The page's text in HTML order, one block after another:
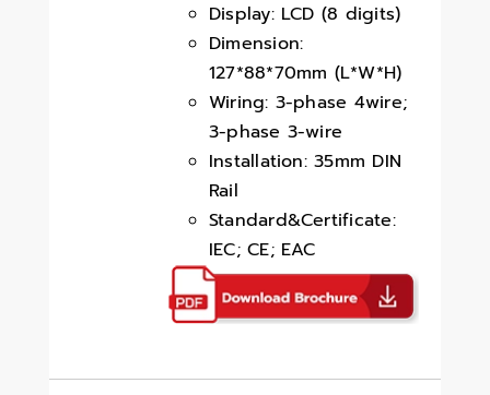
Display: LCD (8 digits)
Dimension:
127*88*70mm (L*W*H)
Wiring: 3-phase 4wire;
3-phase 3-wire
Installation: 35mm DIN
Rail
Standard&Certificate:
IEC; CE; EAC